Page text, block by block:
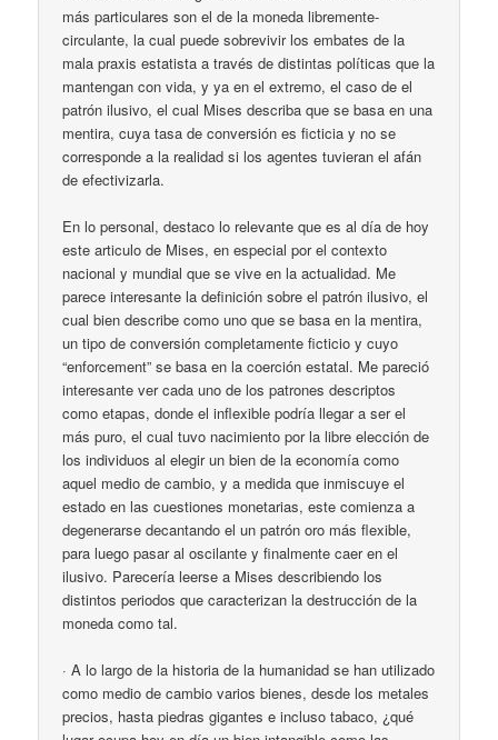
más particulares son el de la moneda libremente-
circulante, la cual puede sobrevivir los embates de la
mala praxis estatista a través de distintas políticas que la
mantengan con vida, y ya en el extremo, el caso de el
patrón ilusivo, el cual Mises describa que se basa en una
mentira, cuya tasa de conversión es ficticia y no se
corresponde a la realidad si los agentes tuvieran el afán
de efectivizarla.
En lo personal, destaco lo relevante que es al día de hoy
este articulo de Mises, en especial por el contexto
nacional y mundial que se vive en la actualidad. Me
parece interesante la definición sobre el patrón ilusivo, el
cual bien describe como uno que se basa en la mentira,
un tipo de conversión completamente ficticio y cuyo
“enforcement” se basa en la coerción estatal. Me pareció
interesante ver cada uno de los patrones descriptos
como etapas, donde el inflexible podría llegar a ser el
más puro, el cual tuvo nacimiento por la libre elección de
los individuos al elegir un bien de la economía como
aquel medio de cambio, y a medida que inmiscuye el
estado en las cuestiones monetarias, este comienza a
degenerarse decantando el un patrón oro más flexible,
para luego pasar al oscilante y finalmente caer en el
ilusivo. Parecería leerse a Mises describiendo los
distintos periodos que caracterizan la destrucción de la
moneda como tal.
· A lo largo de la historia de la humanidad se han utilizado
como medio de cambio varios bienes, desde los metales
precios, hasta piedras gigantes e incluso tabaco, ¿qué